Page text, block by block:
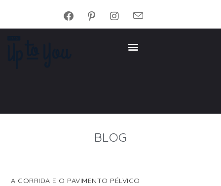
BLOG
A CORRIDA E O PAVIMENTO PÉLVICO